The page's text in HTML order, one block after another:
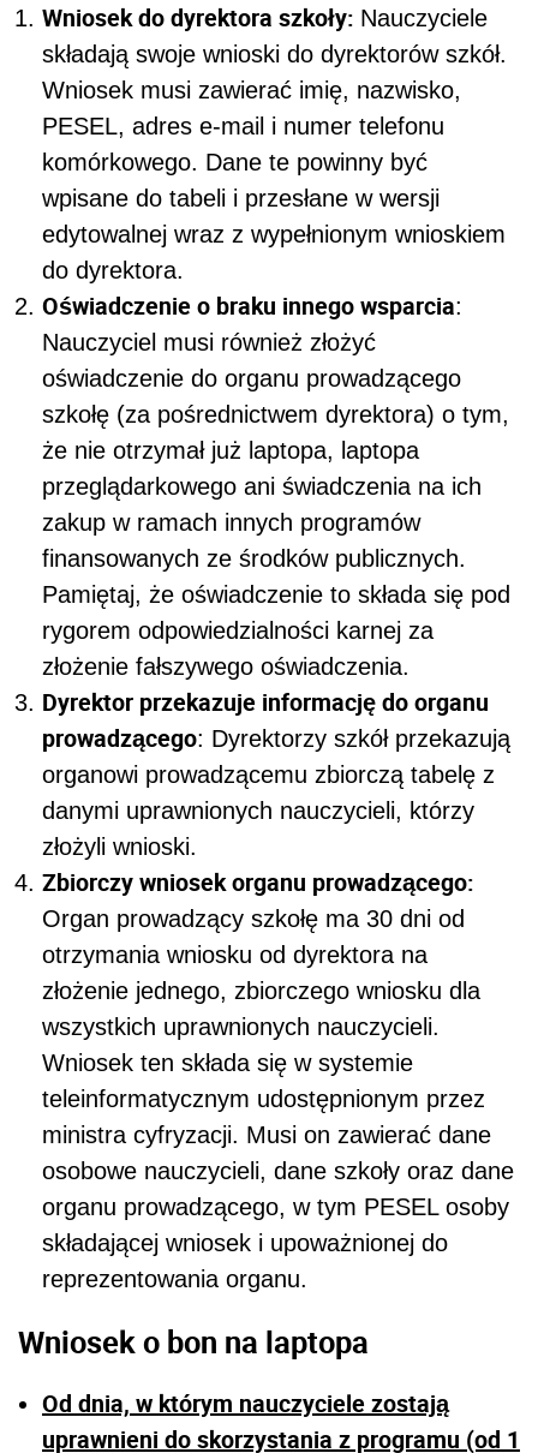
Wniosek do dyrektora szkoły: Nauczyciele
składają swoje wnioski do dyrektorów szkół.
Wniosek musi zawierać imię, nazwisko,
PESEL, adres e-mail i numer telefonu
komórkowego. Dane te powinny być
wpisane do tabeli i przesłane w wersji
edytowalnej wraz z wypełnionym wnioskiem
do dyrektora.
Oświadczenie o braku innego wsparcia:
Nauczyciel musi również złożyć
oświadczenie do organu prowadzącego
szkołę (za pośrednictwem dyrektora) o tym,
że nie otrzymał już laptopa, laptopa
przeglądarkowego ani świadczenia na ich
zakup w ramach innych programów
finansowanych ze środków publicznych.
Pamiętaj, że oświadczenie to składa się pod
rygorem odpowiedzialności karnej za
złożenie fałszywego oświadczenia.
Dyrektor przekazuje informację do organu
prowadzącego: Dyrektorzy szkół przekazują
organowi prowadzącemu zbiorczą tabelę z
danymi uprawnionych nauczycieli, którzy
złożyli wnioski.
Zbiorczy wniosek organu prowadzącego:
Organ prowadzący szkołę ma 30 dni od
otrzymania wniosku od dyrektora na
złożenie jednego, zbiorczego wniosku dla
wszystkich uprawnionych nauczycieli.
Wniosek ten składa się w systemie
teleinformatycznym udostępnionym przez
ministra cyfryzacji. Musi on zawierać dane
osobowe nauczycieli, dane szkoły oraz dane
organu prowadzącego, w tym PESEL osoby
składającej wniosek i upoważnionej do
reprezentowania organu.
Wniosek o bon na laptopa
Od dnia, w którym nauczyciele zostają
uprawnieni do skorzystania z programu (od 1